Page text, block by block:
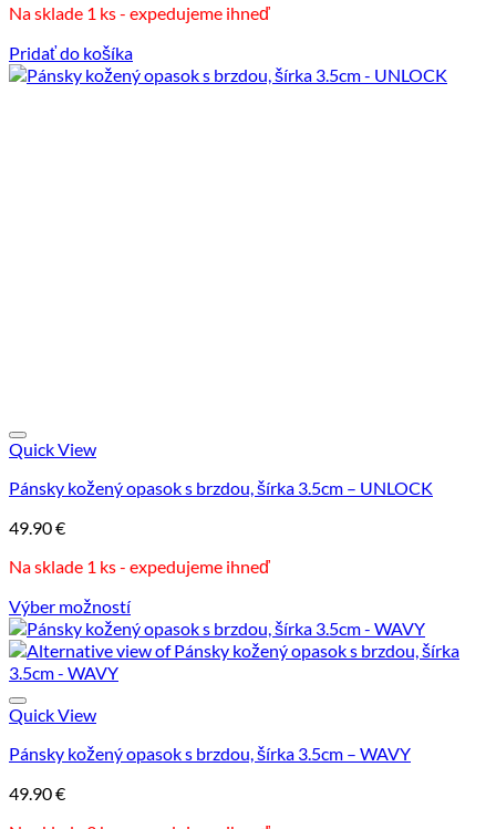
Na sklade 1 ks - expedujeme ihneď
Pridať do košíka
Quick View
Pánsky kožený opasok s brzdou, šírka 3.5cm – UNLOCK
49.90€
Na sklade 1 ks - expedujeme ihneď
Výber možností
Tento
produkt
má
variantov.
Možnosti
si
vybrať
Quick View
Pánsky kožený opasok s brzdou, šírka 3.5cm – WAVY
49.90€